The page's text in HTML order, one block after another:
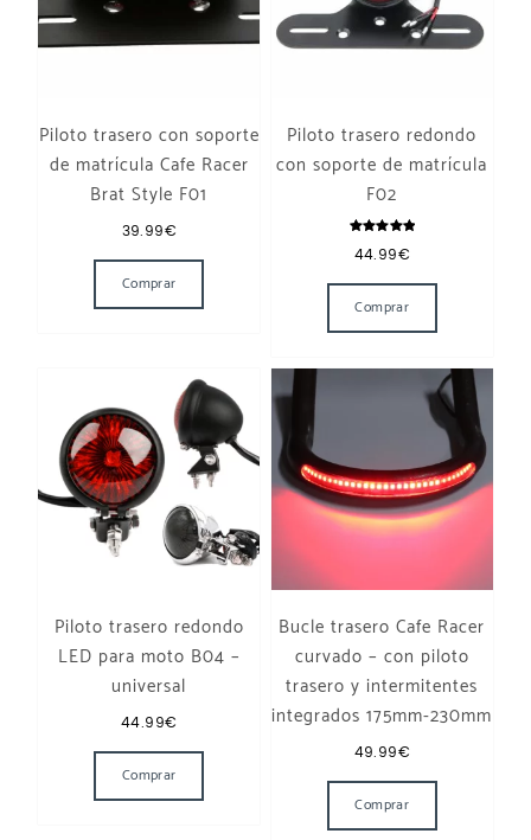
Piloto trasero con soporte
de matrícula Cafe Racer
Brat Style F01
39.99€
Comprar
Piloto trasero redondo
con soporte de matrícula
F02
con
44.99€
Comprar
Piloto trasero redondo
LED para moto B04 –
universal
44.99€
Comprar
Este producto tiene múltiples variantes. Las
Bucle trasero Cafe Racer
curvado – con piloto
trasero y intermitentes
integrados 175mm-230mm
49.99€
Comprar
Este producto